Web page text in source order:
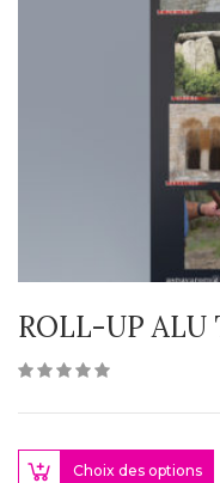
ROLL-UP ALU
Choix des options